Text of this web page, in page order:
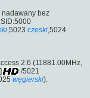
nadawany bez
,5023 czeski,5024
2.6 (11881.00MHz,
/5021
węgierski).